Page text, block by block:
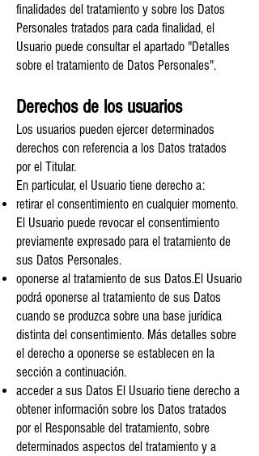
finalidades del tratamiento y sobre los Datos
Personales tratados para cada finalidad, el
Usuario puede consultar el apartado "Detalles
sobre el tratamiento de Datos Personales".
Derechos de los usuarios
Los usuarios pueden ejercer determinados
derechos con referencia a los Datos tratados
por el Titular.
En particular, el Usuario tiene derecho a:
retirar el consentimiento en cualquier momento.
El Usuario puede revocar el consentimiento
previamente expresado para el tratamiento de
sus Datos Personales.
oponerse al tratamiento de sus Datos.El Usuario
podrá oponerse al tratamiento de sus Datos
cuando se produzca sobre una base jurídica
distinta del consentimiento. Más detalles sobre
el derecho a oponerse se establecen en la
sección a continuación.
acceder a sus Datos El Usuario tiene derecho a
obtener información sobre los Datos tratados
por el Responsable del tratamiento, sobre
determinados aspectos del tratamiento y a